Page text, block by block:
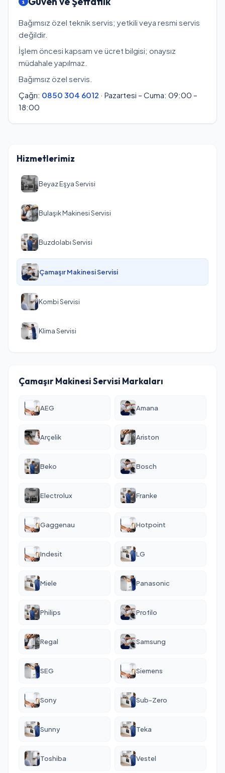
Bağımsız özel teknik servis; yetkili veya resmi servis
değildir.
İşlem öncesi kapsam ve ücret bilgisi; onaysız
müdahale yapılmaz.
Bağımsız özel servis.
Çağrı: 0850 304 6012 · Pazartesi – Cuma: 09:00 –
18:00
Hizmetlerimiz
Beyaz Eşya Servisi
Bulaşık Makinesi Servisi
Buzdolabı Servisi
Çamaşır Makinesi Servisi
Kombi Servisi
Klima Servisi
Çamaşır Makinesi Servisi Markaları
AEG Amana
Arçelik Ariston
Beko Bosch
Electrolux Franke
Gaggenau Hotpoint
Indesit LG
Miele Panasonic
Philips Profilo
Regal Samsung
SEG Siemens
Sony Sub-Zero
Sunny Teka
Toshiba Vestel